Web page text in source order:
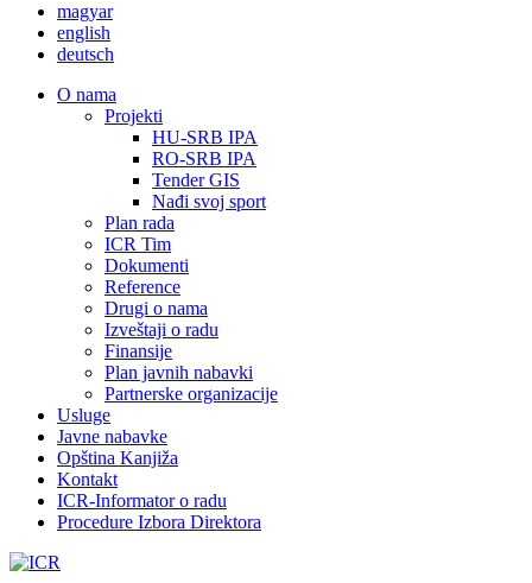
magyar
english
deutsch
О nama
Projekti
HU-SRB IPA
RO-SRB IPA
Tender GIS
Nađi svoj sport
Plan rada
ICR Tim
Dokumenti
Reference
Drugi o nama
Izveštaji o radu
Finansije
Plan javnih nabavki
Partnerske organizacije
Usluge
Javne nabavke
Opština Kanjiža
Kontakt
ICR-Informator o radu
Procedure Izbora Direktora